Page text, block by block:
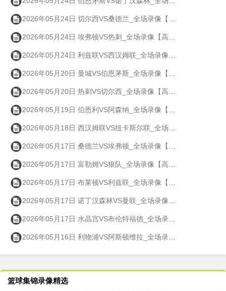
2026年05月24日 切尔西VS桑德兰_全场录像【高清回放】
2026年05月24日 埃弗顿VS热刺_全场录像【高清回放】
2026年05月24日 利兹联VS西汉姆联_全场录像【高清回放】
2026年05月20日 曼城VS伯恩茅斯_全场录像【高清回放】
2026年05月20日 热刺VS切尔西_全场录像【高清回放】
2026年05月19日 伯恩利VS阿森纳_全场录像【高清回放】
2026年05月18日 西汉姆联VS纽卡斯尔联_全场录像【高清回放】
2026年05月17日 桑德兰VS埃弗顿_全场录像【高清回放】
2026年05月17日 富勒姆VS狼队_全场录像【高清回放】
2026年05月17日 布莱顿VS利兹联_全场录像【高清回放】
2026年05月17日 诺丁汉森林VS曼联_全场录像【高清回放】
2026年05月17日 水晶宫VS布伦特福德_全场录像【高清回放】
2026年05月16日 利物浦VS阿斯顿维拉_全场录像【高清回放】
篮球集锦录像精选